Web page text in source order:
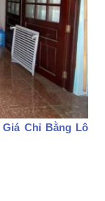
Giá Chỉ Bằng Lô